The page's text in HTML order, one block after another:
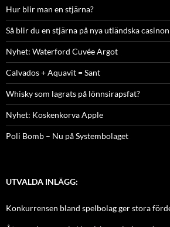
Hur blir man en stjärna?
Så blir du en stjärna på nya utländska casinon
Nyhet: Waterford Cuvée Argot
Calvados + Aquavit = Sant
Whisky som lagrats på lönnsirapsfat?
Nyhet: Koskenkorva Apple
Poli Bomb – Nu på Systembolaget
UTVALDA INLÄGG:
Konkurrensen bland spelbolag ger stora